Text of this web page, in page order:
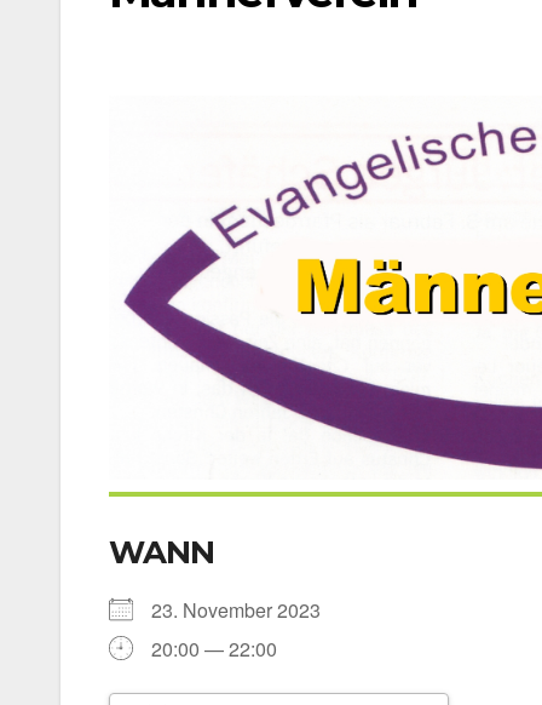
WANN
23. Novem­ber 2023
20:00 — 22:00